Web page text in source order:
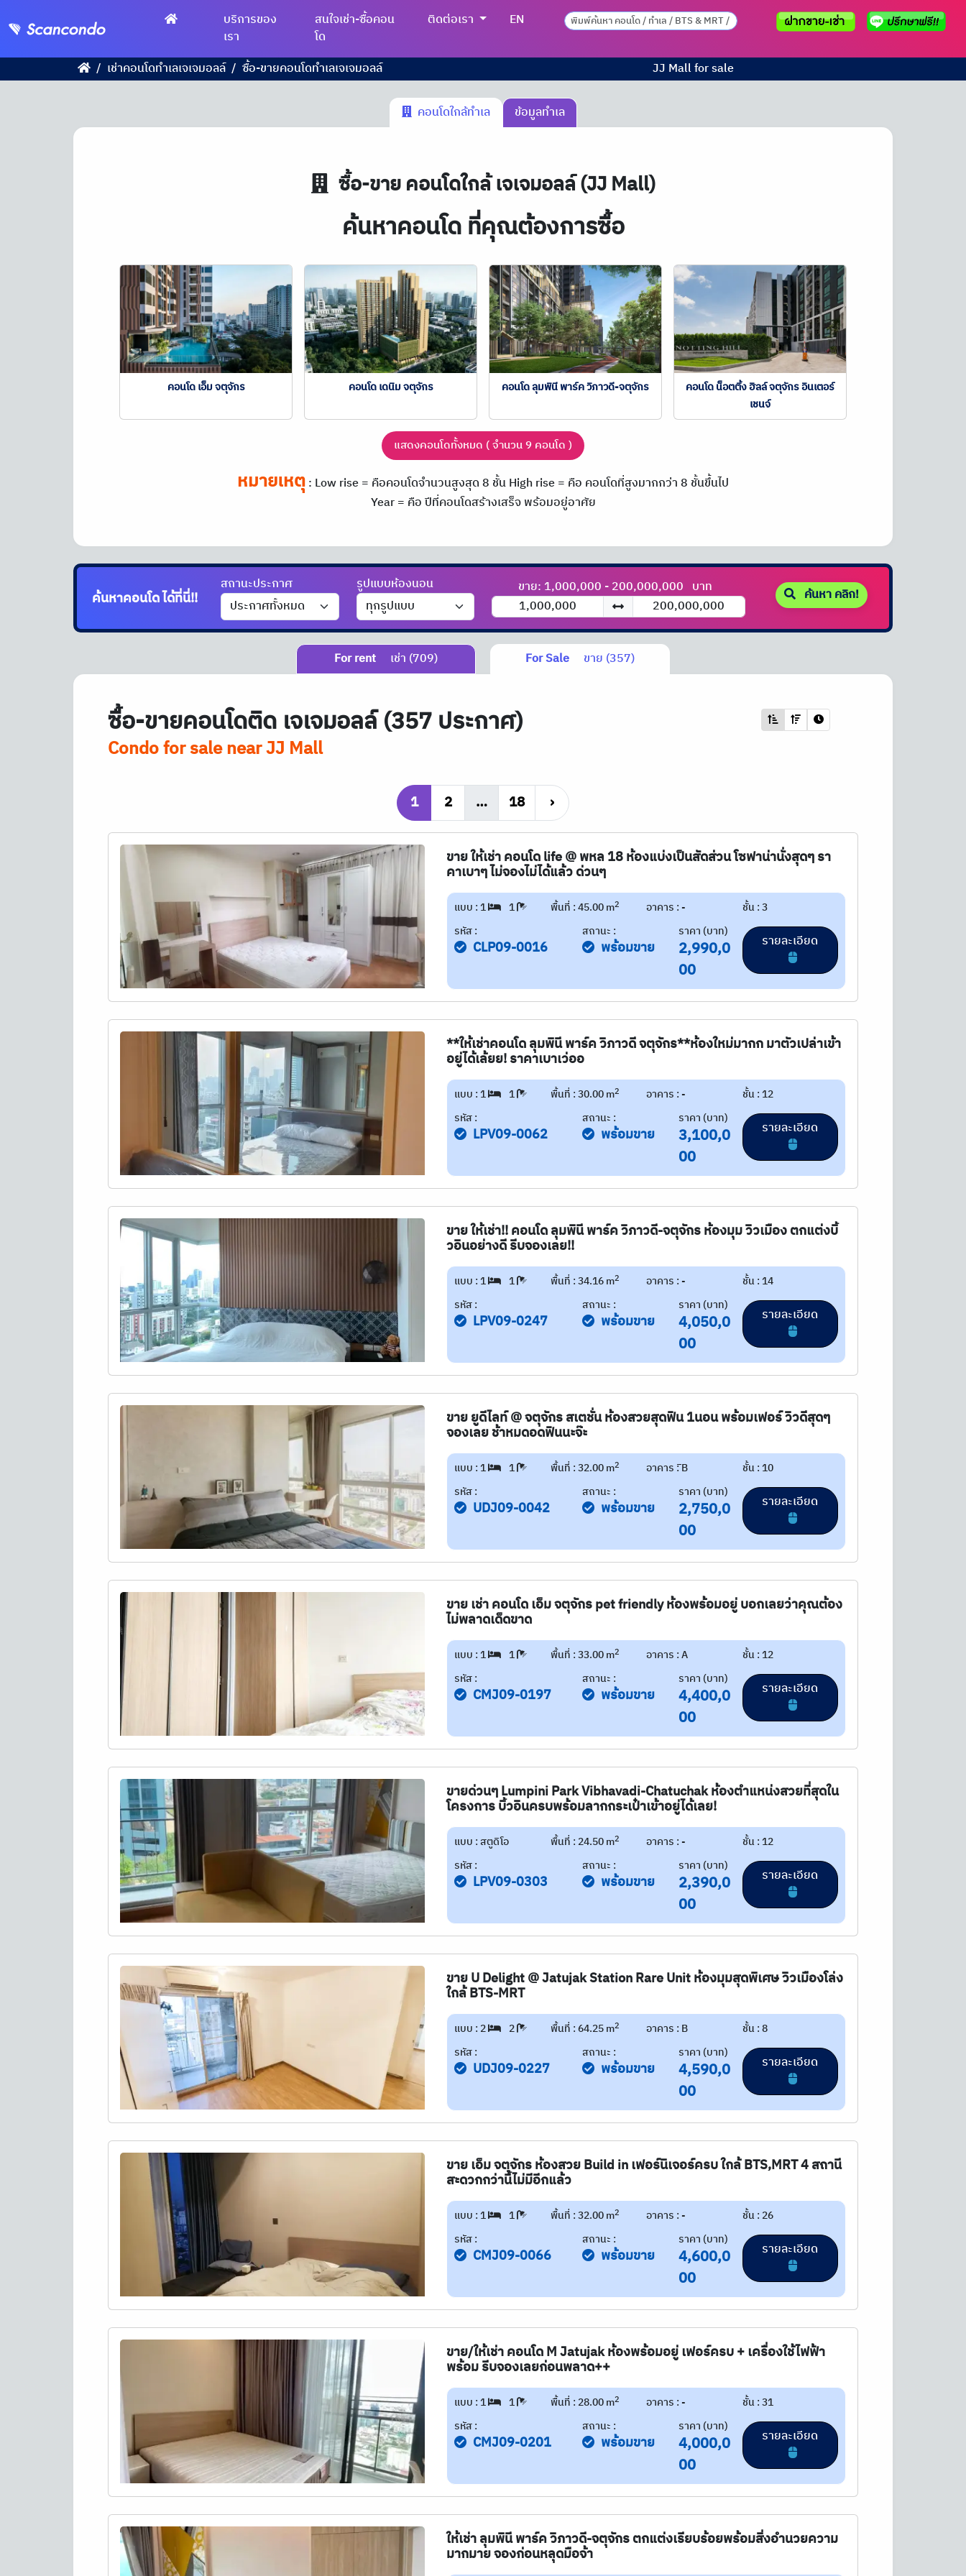
บริการของ
เรา
สนใจเช่า-ซื้อคอน
โด
ติดต่อเรา EN
เช่าคอนโดทำเลเจเจมอลล์ ซื้อ-ขายคอนโดทำเลเจเจมอลล์ JJ Mall for sale
คอนโดใกล้ทำเล ข้อมูลทำเล
ซื้อ-ขาย คอนโดใกล้ เจเจมอลล์ (JJ Mall)
ค้นหาคอนโด ที่คุณต้องการซื้อ
คอนโด เอ็ม จตุจักร คอนโด เดนิม จตุจักร คอนโด ลุมพินี พาร์ค วิภาวดี-จตุจักร
คอนโด น็อตติ้ง ฮิลล์ จตุจักร อินเตอร์
เชนจ์
แสดงคอนโดทั้งหมด ( จำนวน 9 คอนโด )
หมายเหตุ: Low rise = คือคอนโดจำนวนสูงสุด 8 ชั้นHigh rise = คือ คอนโดที่สูงมากกว่า 8 ชั้นขึ้นไป
Year = คือ ปีที่คอนโดสร้างเสร็จ พร้อมอยู่อาศัย
ค้นหาคอนโดได้ที่นี่!!
สถานะประกาศ รูปแบบห้องนอน ขาย: 1,000,000 - 200,000,000 บาท ค้นหา คลิก!
For rent เช่า (709) For Sale ขาย (357)
ซื้อ-ขายคอนโดติด เจเจมอลล์ (357 ประกาศ)
Condo for sale near JJ Mall
1 2 … 18 ›
ขาย ให้เช่า คอนโด life @ พหล 18 ห้องแบ่งเป็นสัดส่วน โซฟาน่านั่งสุดๆ รา
คาเบาๆ ไม่จองไม่ได้แล้ว ด่วนๆ
แบบ : 1 1 พื้นที่ : 45.00 m2 อาคาร : -
ชั้น : 3
รหัส :
CLP09-0016
สถานะ :
พร้อมขาย
ราคา (บาท)
2,990,0
00
**ให้เช่าคอนโด ลุมพินี พาร์ค วิภาวดี จตุจักร**ห้องใหม่มากก มาตัวเปล่าเข้า
อยู่ได้เล้ยย! ราคาเบาเว่ออ
แบบ : 1 1 พื้นที่ : 30.00 m2 อาคาร : -
ชั้น : 12
รหัส :
LPV09-0062
สถานะ :
พร้อมขาย
ราคา (บาท)
3,100,0
00
ขาย ให้เช่า!! คอนโด ลุมพินี พาร์ค วิภาวดี-จตุจักร ห้องมุม วิวเมือง ตกแต่งบิ้
วอินอย่างดี รีบจองเลย!!
แบบ : 1 1 พื้นที่ : 34.16 m2 อาคาร : -
ชั้น : 14
รหัส :
LPV09-0247
สถานะ :
พร้อมขาย
ราคา (บาท)
4,050,0
00
ขาย ยูดีไลท์ @ จตุจักร สเตชั่น ห้องสวยสุดฟิน 1นอน พร้อมเฟอร์ วิวดีสุดๆ
จองเลย ช้าหมดอดฟินนะจ๊ะ
แบบ : 1 1 พื้นที่ : 32.00 m2 อาคาร : ิB
ชั้น : 10
รหัส :
UDJ09-0042
สถานะ :
พร้อมขาย
ราคา (บาท)
2,750,0
00
ขาย เช่า คอนโด เอ็ม จตุจักร pet friendly ห้องพร้อมอยู่ บอกเลยว่าคุณต้อง
ไม่พลาดเด็ดขาด
แบบ : 1 1 พื้นที่ : 33.00 m2 อาคาร : A
ชั้น : 12
รหัส :
CMJ09-0197
สถานะ :
พร้อมขาย
ราคา (บาท)
4,400,0
00
ขายด่วนๆ Lumpini Park Vibhavadi-Chatuchak ห้องตำแหน่งสวยที่สุดใน
โครงการ บิ้วอินครบพร้อมลากกระเป๋าเข้าอยู่ได้เลย!
แบบ : สตูดิโอ พื้นที่ : 24.50 m2 อาคาร : -
ชั้น : 12
รหัส :
LPV09-0303
สถานะ :
พร้อมขาย
ราคา (บาท)
2,390,0
00
ขาย U Delight @ Jatujak Station Rare Unit ห้องมุมสุดพิเศษ วิวเมืองโล่ง
ใกล้ BTS-MRT
แบบ : 2 2 พื้นที่ : 64.25 m2 อาคาร : B
ชั้น : 8
รหัส :
UDJ09-0227
สถานะ :
พร้อมขาย
ราคา (บาท)
4,590,0
00
ขาย เอ็ม จตุจักร ห้องสวย Build in เฟอร์นิเจอร์ครบ ใกล้ BTS,MRT 4 สถานี
สะดวกกว่านี้ไม่มีอีกแล้ว
แบบ : 1 1 พื้นที่ : 32.00 m2 อาคาร : -
ชั้น : 26
รหัส :
CMJ09-0066
สถานะ :
พร้อมขาย
ราคา (บาท)
4,600,0
00
ขาย/ให้เช่า คอนโด M Jatujak ห้องพร้อมอยู่ เฟอร์ครบ + เครื่องใช้ไฟฟ้า
พร้อม รีบจองเลยก่อนพลาด++
แบบ : 1 1 พื้นที่ : 28.00 m2 อาคาร : -
ชั้น : 31
รหัส :
CMJ09-0201
สถานะ :
พร้อมขาย
ราคา (บาท)
4,000,0
00
ให้เช่า ลุมพินี พาร์ค วิภาวดี-จตุจักร ตกแต่งเรียบร้อยพร้อมสิ่งอำนวยความ
มากมาย จองก่อนหลุดมือจ้า